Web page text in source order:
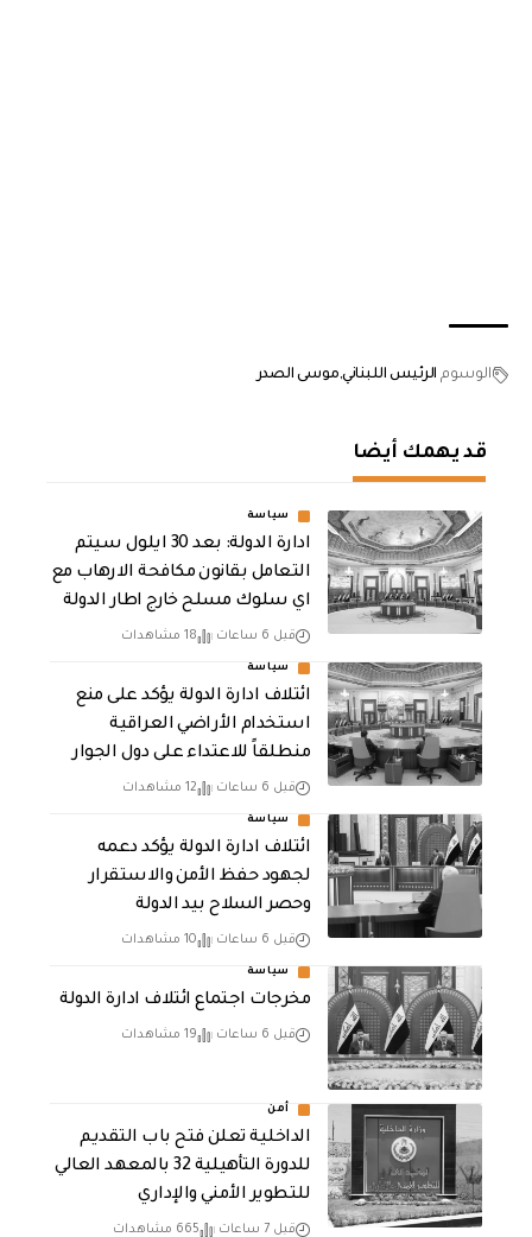
الوسوم الرئيس اللبناني موسى الصدر
قد يهمك أيضا
سياسة
ادارة الدولة: بعد 30 ايلول سيتم
التعامل بقانون مكافحة الارهاب مع
اي سلوك مسلح خارج اطار الدولة
قبل 6 ساعات 18 مشاهدات
سياسة
ائتلاف ادارة الدولة يؤكد على منع
استخدام الأراضي العراقية
منطلقاً للاعتداء على دول الجوار
قبل 6 ساعات 12 مشاهدات
سياسة
ائتلاف ادارة الدولة يؤكد دعمه
لجهود حفظ الأمن والاستقرار
وحصر السلاح بيد الدولة
قبل 6 ساعات 10 مشاهدات
سياسة
مخرجات اجتماع ائتلاف ادارة الدولة
قبل 6 ساعات 19 مشاهدات
أمن
الداخلية تعلن فتح باب التقديم
للدورة التأهيلية 32 بالمعهد العالي
للتطوير الأمني والإداري
قبل 7 ساعات 665 مشاهدات